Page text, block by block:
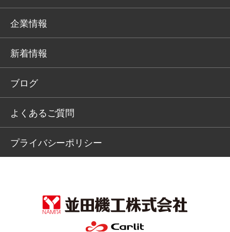
企業情報
新着情報
ブログ
よくあるご質問
プライバシーポリシー